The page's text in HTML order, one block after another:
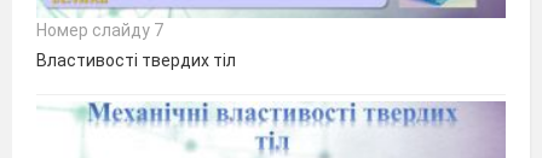
Номер слайду 7
Властивості твердих тіл